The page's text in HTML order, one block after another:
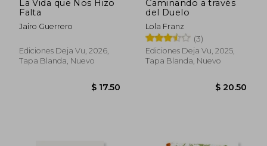
La Vida que Nos Hizo
Falta
Jairo Guerrero
Ediciones Deja Vu, 2026,
Tapa Blanda, Nuevo
Caminando a través
del Duelo
Lola Franz
(3)
Ediciones Deja Vu, 2025,
Tapa Blanda, Nuevo